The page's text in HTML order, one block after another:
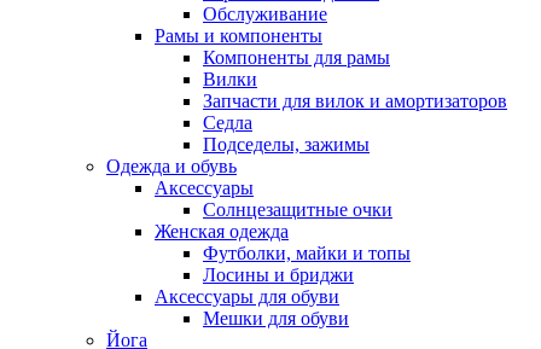
Обслуживание
Рамы и компоненты
Компоненты для рамы
Вилки
Запчасти для вилок и амортизаторов
Седла
Подседелы, зажимы
Одежда и обувь
Аксессуары
Солнцезащитные очки
Женская одежда
Футболки, майки и топы
Лосины и бриджи
Аксессуары для обуви
Мешки для обуви
Йога